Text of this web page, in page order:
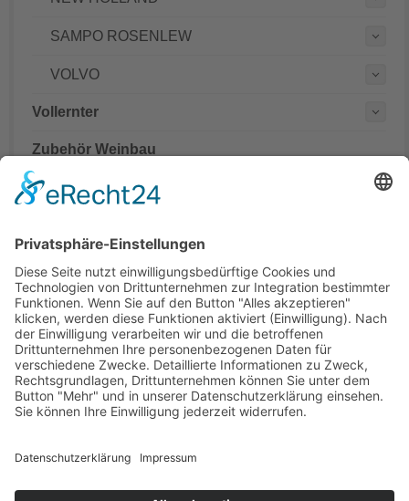
SAMPO ROSENLEW
VOLVO
Vollernter
Zubehör Weinbau
Teilenummern
Hinweis:
Es handelt sich um Teile in Erstausrüsterqualität nicht aber
um Originalteile. Die originalen Teilenummern OEM und
Markennamen dienen lediglich der leichteren Zuordnung der
Mähdrescher Ersatzteile.